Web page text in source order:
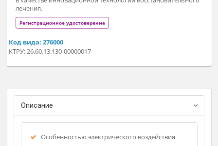
Прибор представляет собой электростимулятор защитных
Применяется для проведения процедур транскраниальной
электроды.
Профессиональные аппараты для стимулирования
в качестве инновационной технологии
Регистрационное удостоверение
Код вида: 276000
КТРУ: 26.60.13.130-00000017